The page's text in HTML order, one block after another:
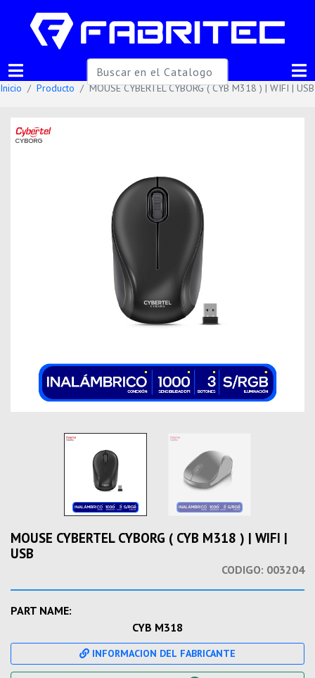
Inicio Producto MOUSE CYBERTEL CYBORG ( CYB M318 ) | WIFI | USB
MOUSE CYBERTEL CYBORG ( CYB M318 ) | WIFI |
USB
CODIGO: 003204
PART NAME:
CYB M318
INFORMACION DEL FABRICANTE